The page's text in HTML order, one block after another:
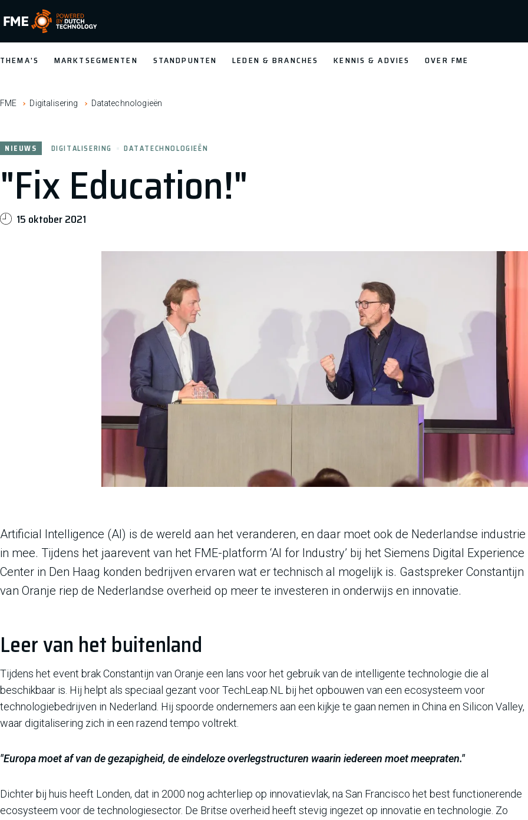
FME Logo, to the homepage
THEMA'S MARKTSEGMENTEN STANDPUNTEN LEDEN & BRANCHES KENNIS & ADVIES OVER FME
FME Digitalisering Datatechnologieën
"Fix Education!"
NIEUWS DIGITALISERING DATATECHNOLOGIEËN
15 oktober 2021
Artificial Intelligence (AI) is de wereld aan het veranderen, en daar moet ook de Nederlandse industrie
in mee. Tijdens het jaarevent van het FME-platform ‘AI for Industry’ bij het Siemens Digital Experience
Center in Den Haag konden bedrijven ervaren wat er technisch al mogelijk is. Gastspreker Constantijn
van Oranje riep de Nederlandse overheid op meer te investeren in onderwijs en innovatie.
Leer van het buitenland
Tijdens het event brak Constantijn van Oranje een lans voor het gebruik van de intelligente technologie die al
beschikbaar is. Hij helpt als speciaal gezant voor TechLeap.NL bij het opbouwen van een ecosysteem voor
technologiebedrijven in Nederland. Hij spoorde ondernemers aan een kijkje te gaan nemen in China en Silicon Valley,
waar digitalisering zich in een razend tempo voltrekt.
"Europa moet af van de gezapigheid, de eindeloze overlegstructuren waarin iedereen moet meepraten."
Dichter bij huis heeft Londen, dat in 2000 nog achterliep op innovatievlak, na San Francisco het best functionerende
ecosysteem voor de technologiesector. De Britse overheid heeft stevig ingezet op innovatie en technologie. Zo